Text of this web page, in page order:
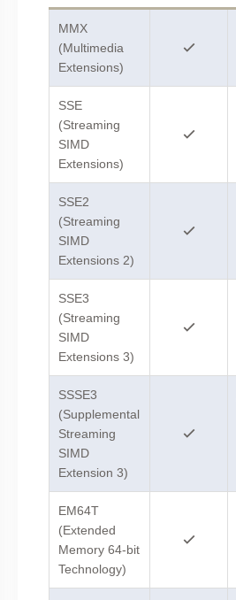
MMX
(Multimedia
Extensions)
SSE
(Streaming
SIMD
Extensions)
SSE2
(Streaming
SIMD
Extensions 2)
SSE3
(Streaming
SIMD
Extensions 3)
SSSE3
(Supplemental
Streaming
SIMD
Extension 3)
EM64T
(Extended
Memory 64-bit
Technology)